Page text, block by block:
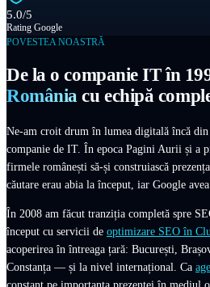
5.0/5
Rating Google
POVESTEA NOASTRĂ
De la o companie IT în
România cu echipă
Ne-am croit drum în lumea digitală încă
companie de IT. În epoca Pagini Aurii și a
firmele românești să-și construiască
căutare erau abia la început, iar Google
În 2008 am făcut tranziția completă spre
început cu servicii de optimizare SEO în
acoperirea în întreaga țară: București,
Constanța — și la nivel internațional. Ca